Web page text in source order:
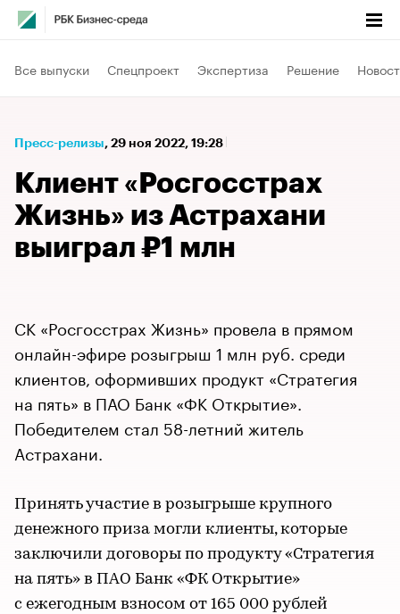
Все выпуски Спецпроект Экспертиза Решение
Пресс-релизы⁠, 29 ноя 2022, 19:28
Клиент «Росгосстрах
Жизнь» из Астрахани
выиграл ₽1 млн
СК «Росгосстрах Жизнь» провела в прямом
онлайн-эфире розыгрыш 1 млн руб. среди
клиентов, оформивших продукт «Стратегия
на пять» в ПАО Банк «ФК Открытие».
Победителем стал 58-летний житель
Астрахани.
Принять участие в розыгрыше крупного
денежного приза могли клиенты, которые
заключили договоры по продукту «Стратегия
на пять» в ПАО Банк «ФК Открытие»
с ежегодным взносом от 165 000 рублей